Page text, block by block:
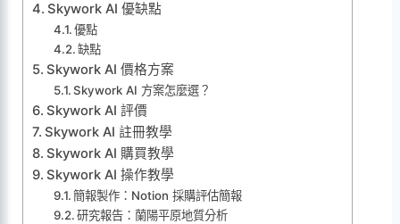
Skywork AI 優缺點
優點
缺點
Skywork AI 價格方案
Skywork AI 方案怎麼選？
Skywork AI 評價
Skywork AI 註冊教學
Skywork AI 購買教學
Skywork AI 操作教學
簡報製作：Notion 採購評估簡報
研究報告：蘭陽平原地質分析